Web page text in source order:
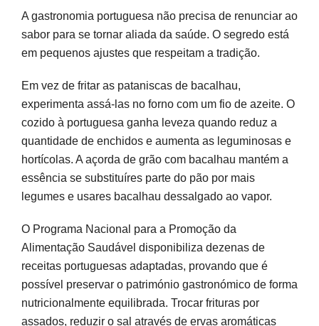
A gastronomia portuguesa não precisa de renunciar ao
sabor para se tornar aliada da saúde. O segredo está
em pequenos ajustes que respeitam a tradição.
Em vez de fritar as pataniscas de bacalhau,
experimenta assá-las no forno com um fio de azeite. O
cozido à portuguesa ganha leveza quando reduz a
quantidade de enchidos e aumenta as leguminosas e
hortícolas. A açorda de grão com bacalhau mantém a
essência se substituíres parte do pão por mais
legumes e usares bacalhau dessalgado ao vapor.
O Programa Nacional para a Promoção da
Alimentação Saudável disponibiliza dezenas de
receitas portuguesas adaptadas, provando que é
possível preservar o património gastronómico de forma
nutricionalmente equilibrada. Trocar frituras por
assados, reduzir o sal através de ervas aromáticas